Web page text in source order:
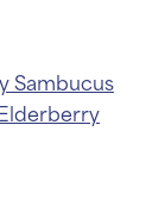
Sambucus